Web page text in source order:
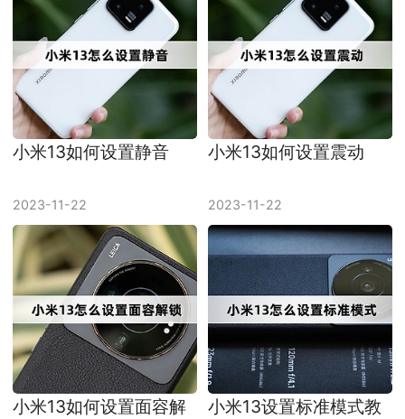
小米13如何设置静音
2023-11-22
小米13如何设置震动
2023-11-22
小米13如何设置面容解
小米13设置标准模式教